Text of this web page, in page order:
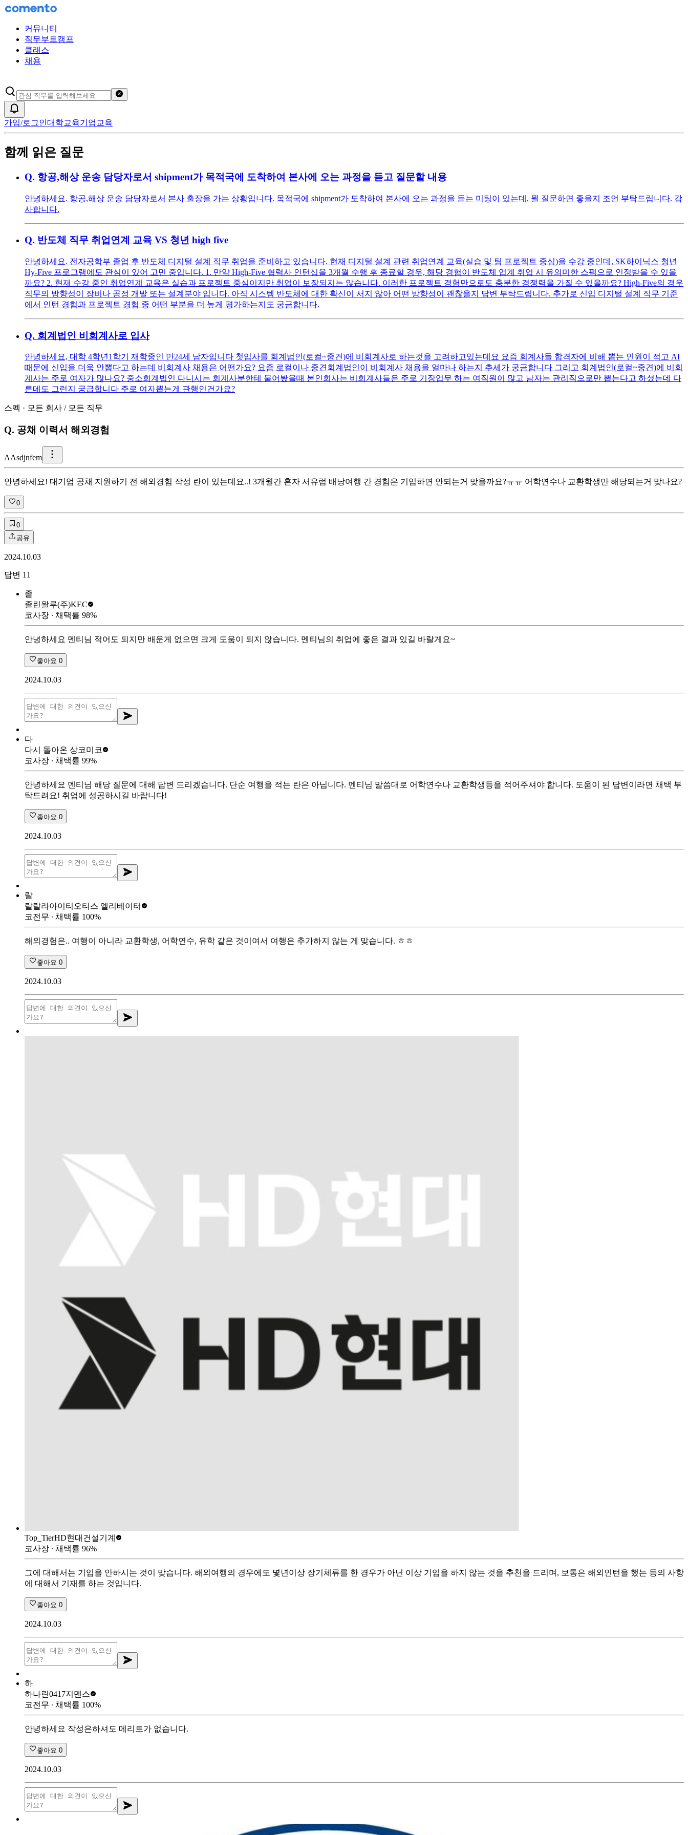
커뮤니티
직무부트캠프
클래스
채용
가입/로그인대학교육기업교육
함께 읽은 질문
Q. 항공,해상 운송 담당자로서 shipment가 목적국에 도착하여 본사에 오는 과정을 듣고 질문할 내용
안녕하세요. 항공,해상 운송 담당자로서 본사 출장을 가는 상황입니다. 목적국에 shipment가 도착하여 본사에 오는 과정을 듣는 미팅이 있는데, 뭘 질문하면 좋을지 조언 부탁드립니다. 감
사합니다.
Q. 반도체 직무 취업연계 교육 VS 청년 high five
안녕하세요. 전자공학부 졸업 후 반도체 디지털 설계 직무 취업을 준비하고 있습니다. 현재 디지털 설계 관련 취업연계 교육(실습 및 팀 프로젝트 중심)을 수강 중인데, SK하이닉스 청년
Hy-Five 프로그램에도 관심이 있어 고민 중입니다. 1. 만약 High-Five 협력사 인턴십을 3개월 수행 후 종료할 경우, 해당 경험이 반도체 업계 취업 시 유의미한 스펙으로 인정받을 수 있을
까요? 2. 현재 수강 중인 취업연계 교육은 실습과 프로젝트 중심이지만 취업이 보장되지는 않습니다. 이러한 프로젝트 경험만으로도 충분한 경쟁력을 가질 수 있을까요? High-Five의 경우
직무의 방향성이 장비나 공정 개발 또는 설계분야 입니다. 아직 시스템 반도체에 대한 확신이 서지 않아 어떤 방향성이 괜찮을지 답변 부탁드립니다. 추가로 신입 디지털 설계 직무 기준
에서 인턴 경험과 프로젝트 경험 중 어떤 부분을 더 높게 평가하는지도 궁금합니다.
Q. 회계법인 비회계사로 입사
안녕하세요, 대학 4학년1학기 재학중인 만24세 남자입니다 첫입사를 회계법인(로컬~중견)에 비회계사로 하는것을 고려하고있는데요 요즘 회계사들 합격자에 비해 뽑는 인원이 적고 AI
때문에 신입을 더욱 안뽑다고 하는데 비회계사 채용은 어떤가요? 요즘 로컬이나 중견회계법인이 비회계사 채용을 얼마나 하는지 추세가 궁금합니다 그리고 회계법인(로컬~중견)에 비회
계사는 주로 여자가 많나요? 중소회계법인 다니시는 회계사분한테 물어봤을때 본인회사는 비회계사들은 주로 기장업무 하는 여직원이 많고 남자는 관리직으로만 뽑는다고 하셨는데 다
른데도 그런지 궁급합니다 주로 여자뽑는게 관행인건가요?
스펙 · 모든 회사 / 모든 직무
Q. 공채 이력서 해외경험
AAsdjnfem
안녕하세요! 대기업 공채 지원하기 전 해외경험 작성 란이 있는데요..! 3개월간 혼자 서유럽 배낭여행 간 경험은 기입하면 안되는거 맞을까요?ㅠㅠ 어학연수나 교환학생만 해당되는거 맞나요?
0
0
공유
2024.10.03
답변 11
졸
졸린왈루(주)KEC
코사장 ∙ 채택률 98%
안녕하세요 멘티님 적어도 되지만 배운게 없으면 크게 도움이 되지 않습니다. 멘티님의 취업에 좋은 결과 있길 바랄게요~
좋아요 0
2024.10.03
다
다시 돌아온 상코미코
코사장 ∙ 채택률 99%
안녕하세요 멘티님 해당 질문에 대해 답변 드리겠습니다. 단순 여행을 적는 란은 아닙니다. 멘티님 말씀대로 어학연수나 교환학생등을 적어주셔야 합니다. 도움이 된 답변이라면 채택 부
탁드려요! 취업에 성공하시길 바랍니다!
좋아요 0
2024.10.03
랄
랄랄라아이티 오티스 엘리베이터
코전무 ∙ 채택률 100%
해외경험은.. 여행이 아니라 교환학생, 어학연수, 유학 같은 것이여서 여행은 추가하지 않는 게 맞습니다. ㅎㅎ
좋아요 0
2024.10.03
Top_TierHD현대건설기계
코사장 ∙ 채택률 96%
그에 대해서는 기입을 안하시는 것이 맞습니다. 해외여행의 경우에도 몇년이상 장기체류를 한 경우가 아닌 이상 기입을 하지 않는 것을 추천을 드리며, 보통은 해외인턴을 했는 등의 사항
에 대해서 기재를 하는 것입니다.
좋아요 0
2024.10.03
하
하나린0417지멘스
코전무 ∙ 채택률 100%
안녕하세요 작성은하셔도 메리트가 없습니다.
좋아요 0
2024.10.03